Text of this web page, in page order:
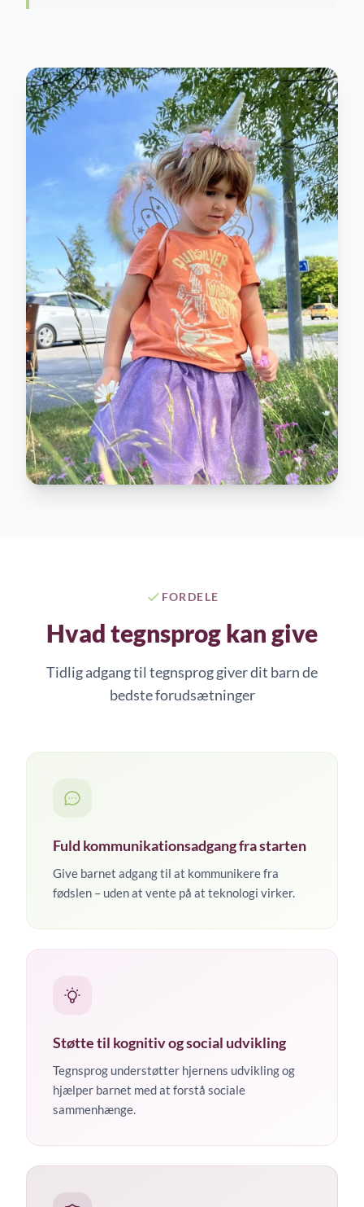
FORDELE
Hvad tegnsprog kan give
Tidlig adgang til tegnsprog giver dit barn de
bedste forudsætninger
Fuld kommunikationsadgang fra starten
Give barnet adgang til at kommunikere fra
fødslen – uden at vente på at teknologi virker.
Støtte til kognitiv og social udvikling
Tegnsprog understøtter hjernens udvikling og
hjælper barnet med at forstå sociale
sammenhænge.